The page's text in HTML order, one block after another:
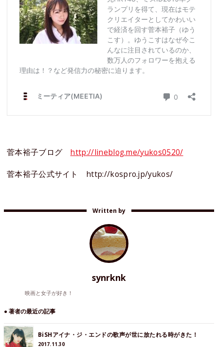
菅本裕子ブログ http://lineblog.me/yukos0520/
菅本裕子公式サイト http://kospro.jp/yukos/
Written by
synrknk
映画と女子が好き！
● 著者の最近の記事
BiSHアイナ・ジ・エンドの歌声が世に放たれる時がきた！
2017.11.30